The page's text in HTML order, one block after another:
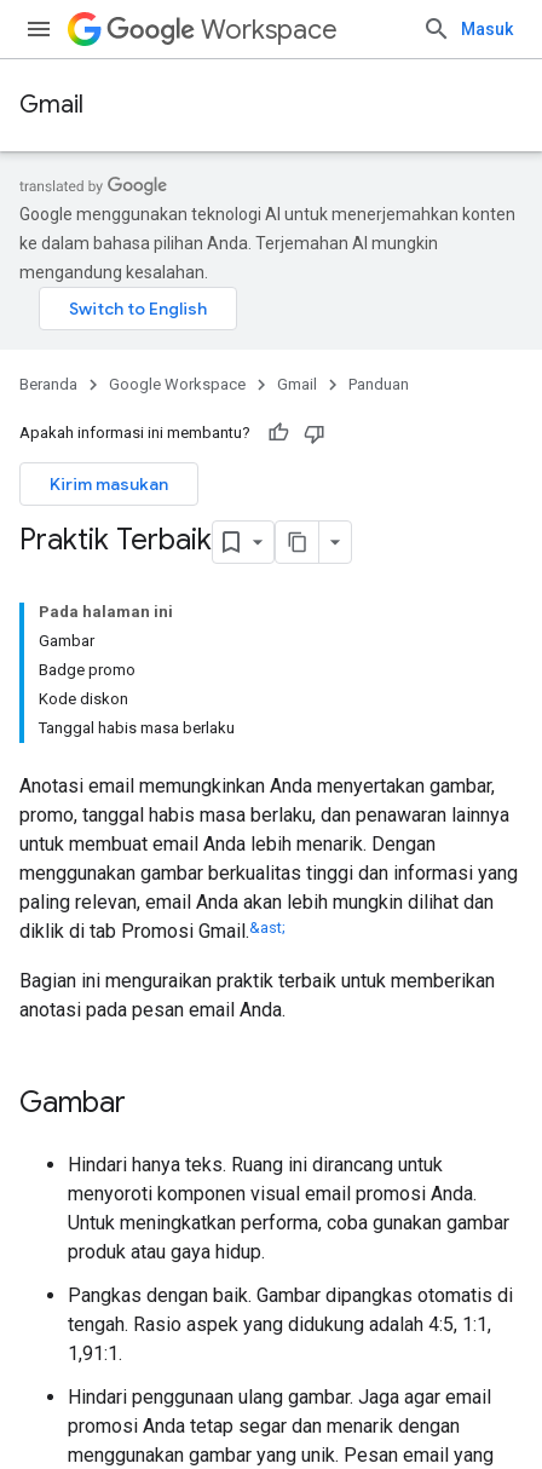
Workspace Masuk
Gmail
Google menggunakan teknologi AI untuk menerjemahkan konten
ke dalam bahasa pilihan Anda. Terjemahan AI mungkin
mengandung kesalahan.
Beranda Google Workspace Gmail Panduan
Apakah informasi ini membantu?
Kirim masukan
Praktik Terbaik
Pada halaman ini
Gambar
Badge promo
Kode diskon
Tanggal habis masa berlaku
Anotasi email memungkinkan Anda menyertakan gambar,
promo, tanggal habis masa berlaku, dan penawaran lainnya
untuk membuat email Anda lebih menarik. Dengan
menggunakan gambar berkualitas tinggi dan informasi yang
paling relevan, email Anda akan lebih mungkin dilihat dan
diklik di tab Promosi Gmail.&ast;
Bagian ini menguraikan praktik terbaik untuk memberikan
anotasi pada pesan email Anda.
Gambar
Hindari hanya teks. Ruang ini dirancang untuk
menyoroti komponen visual email promosi Anda.
Untuk meningkatkan performa, coba gunakan gambar
produk atau gaya hidup.
Pangkas dengan baik. Gambar dipangkas otomatis di
tengah. Rasio aspek yang didukung adalah 4:5, 1:1,
1,91:1.
Hindari penggunaan ulang gambar. Jaga agar email
promosi Anda tetap segar dan menarik dengan
menggunakan gambar yang unik. Pesan email yang